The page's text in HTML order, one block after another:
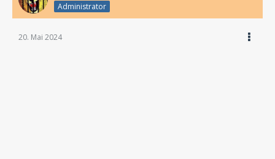
Administrator
20. Mai 2024